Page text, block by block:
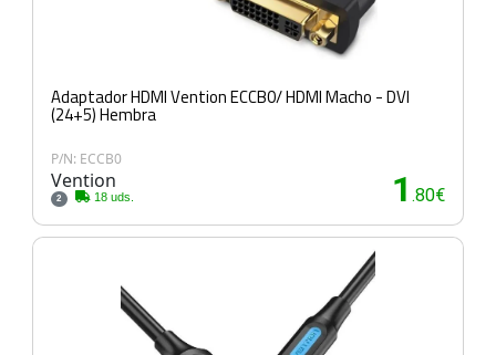
Adaptador HDMI Vention ECCB0/ HDMI Macho - DVI
(24+5) Hembra
P/N: ECCB0
Vention
2 18 uds. 1 .80€